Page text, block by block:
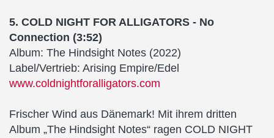
5. COLD NIGHT FOR ALLIGATORS - No
Connection (3:52)
Album: The Hindsight Notes (2022)
Label/Vertrieb: Arising Empire/Edel
www.coldnightforalligators.com
Frischer Wind aus Dänemark! Mit ihrem dritten
Album „The Hindsight Notes“ ragen COLD NIGHT